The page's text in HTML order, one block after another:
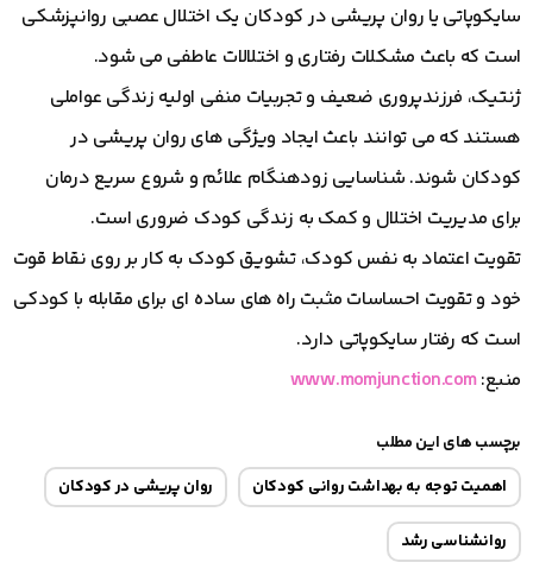
سایکوپاتی یا روان پریشی در کودکان یک اختلال عصبی روانپزشکی
است که باعث مشکلات رفتاری و اختلالات عاطفی می شود.
ژنتیک، فرزندپروری ضعیف و تجربیات منفی اولیه زندگی عواملی
هستند که می توانند باعث ایجاد ویژگی های روان پریشی در
کودکان شوند. شناسایی زودهنگام علائم و شروع سریع درمان
برای مدیریت اختلال و کمک به زندگی کودک ضروری است.
تقویت اعتماد به نفس کودک، تشویق کودک به کار بر روی نقاط قوت
خود و تقویت احساسات مثبت راه های ساده ای برای مقابله با کودکی
است که رفتار سایکوپاتی دارد.
منبع:www.momjunction.com
برچسب های این مطلب
اهمیت توجه به بهداشت روانی کودکان
روان پریشی در کودکان
روانشناسی رشد